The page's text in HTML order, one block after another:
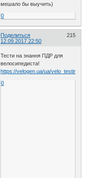
мешало бы выучить)
0
Поделиться
215
12.09.2017 22:50
Тести на знання ПДР для
велосипедиста!
https://velogen.ua/ua/velo_testing/
0